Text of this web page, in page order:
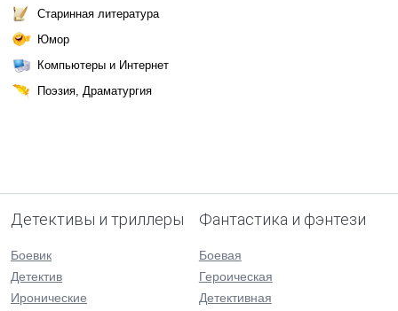
Старинная литература
Юмор
Компьютеры и Интернет
Поэзия, Драматургия
Детективы и триллеры
Боевик
Детектив
Иронические
Фантастика и фэнтези
Боевая
Героическая
Детективная